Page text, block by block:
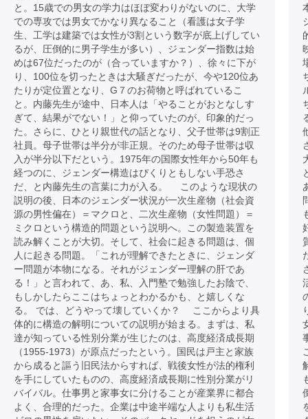
と。15歳での男女の学力はほぼ変わりがないのに、大学
での専攻では男女でかなり異なること（看護は女子学
生、工学は建築では女性が3割という数字が底上げしてい
るが、圧倒的に男子学生が多い）、ジェンダー指数は始
めは67位だったのが（合っていますか？）、徐々に下が
り、100位を切ったときは大騒ぎだったが、今や120位あ
たりが定位置となり、G７のお荷物と呼ばれているこ
と。内藤先生が途中、日本人は「やることがおとなしす
ぎて、結果がでない！」と仰っていたのが、印象的だっ
た。さらに、ひとり親世代の話となり、父子世帯は9割正
社員。母子世帯は半分が非正規。そのため母子世帯は収
入が半分以下だという。1975年の国際女性年から50年も
経つのに、ジェンダー構造はぴくりともしない手恐さ
だ、と内藤先生の言葉に力が入る。 このような現状の
説明の後、日本のジェンダー状況が一次生産物（社会資
源の男性偏在）＝マクロと、二次生産物（女性問題）＝
ミクロという構造的問題という説明へ。この製造装置を
読み解くことが大切。そして、社会に起きる問題は、個
人に起きる問題。「これが理解できたときに、ジェンダ
ー問題が本物になる。それがジェンダー理解の肝であ
る！」と言われて、あ、私、入門塾で勉強したお陰で、
もしかしたらここはちょっとわかるかも、と嬉しくな
る。 では、どうやって壊していくか？ ここからより具
体的に構造の解明についての説明が始まる。まずは、私
達が知っている性別分業が生じたのは、高度経済成長期
（1955-1973）が原点だったという。国民は戸主と家族
から成ると謳う旧民法からすれば、戦後女性が法的権利
を手にしていたものの、高度経済成長期に性別分業がリ
バイバル。仕事男と家事女に分けることが産業界に都合
よく、合理的だった。企業は中途半端な人よりも私生活